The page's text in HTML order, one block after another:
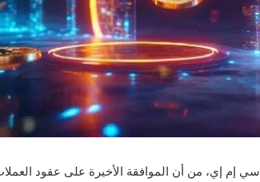
إم إي، من أن الموافقة الأخيرة على عقود العملات